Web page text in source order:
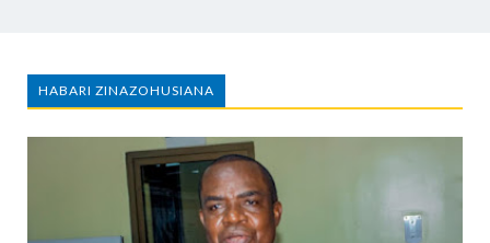
HABARI ZINAZOHUSIANA